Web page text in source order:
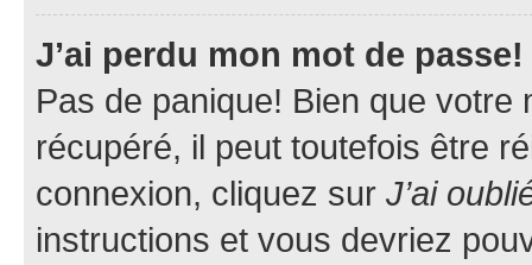
J’ai perdu mon mot de passe!
Pas de panique! Bien que
récupéré, il peut toutefois être
connexion, cliquez sur J’ai
instructions et vous devriez